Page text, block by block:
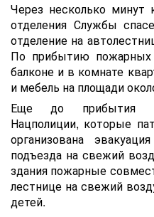
Через несколько
отделения Службы
отделение на
По прибытию пожарных
балконе и в комнате
и мебель на площади
Еще до прибытия
Нацполиции, которые
организована
подъезда на свежий
здания пожарные
лестнице на свежий
детей.